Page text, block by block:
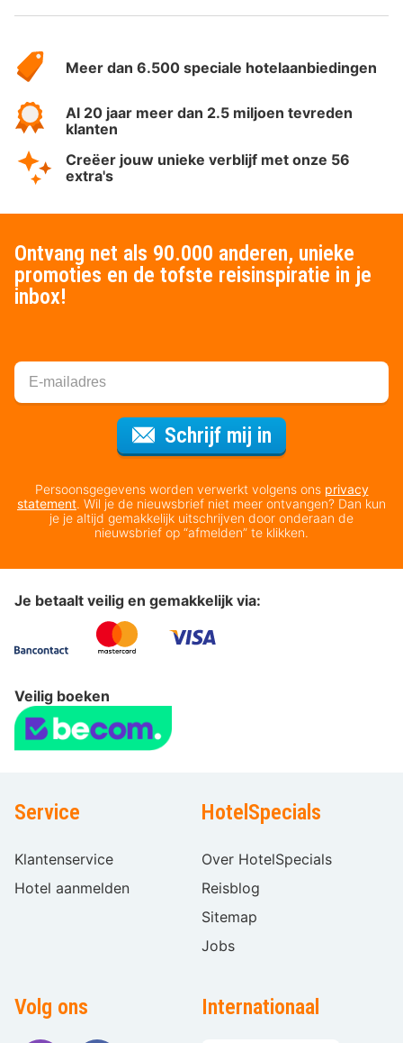
HotelSpecials
Meer dan 6.500 speciale hotelaanbiedingen
Al 20 jaar meer dan 2.5 miljoen tevreden
klanten
Creëer jouw unieke verblijf met onze 56
extra's
Ontvang net als 90.000 anderen, unieke
promoties en de tofste reisinspiratie in je
inbox!
Schrijf mij in
Persoonsgegevens worden verwerkt volgens ons privacy
statement. Wil je de nieuwsbrief niet meer ontvangen? Dan kun
je je altijd gemakkelijk uitschrijven door onderaan de
nieuwsbrief op “afmelden” te klikken.
Je betaalt veilig en gemakkelijk via:
Veilig boeken
Service
Klantenservice
Hotel aanmelden
HotelSpecials
Over HotelSpecials
Reisblog
Sitemap
Jobs
Volg ons Internationaal